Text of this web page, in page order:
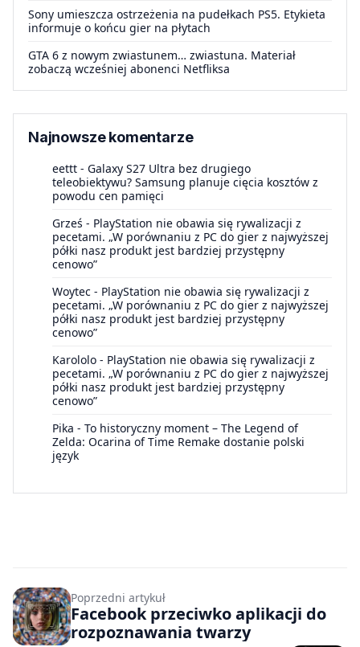
Sony umieszcza ostrzeżenia na pudełkach PS5. Etykieta
informuje o końcu gier na płytach
GTA 6 z nowym zwiastunem… zwiastuna. Materiał
zobaczą wcześniej abonenci Netfliksa
Najnowsze komentarze
eettt - Galaxy S27 Ultra bez drugiego
teleobiektywu? Samsung planuje cięcia kosztów z
powodu cen pamięci
Grześ - PlayStation nie obawia się rywalizacji z
pecetami. „W porównaniu z PC do gier z najwyższej
półki nasz produkt jest bardziej przystępny
cenowo”
Woytec - PlayStation nie obawia się rywalizacji z
pecetami. „W porównaniu z PC do gier z najwyższej
półki nasz produkt jest bardziej przystępny
cenowo”
Karololo - PlayStation nie obawia się rywalizacji z
pecetami. „W porównaniu z PC do gier z najwyższej
półki nasz produkt jest bardziej przystępny
cenowo”
Pika - To historyczny moment – The Legend of
Zelda: Ocarina of Time Remake dostanie polski
język
Poprzedni artykuł
Facebook przeciwko aplikacji do
rozpoznawania twarzy